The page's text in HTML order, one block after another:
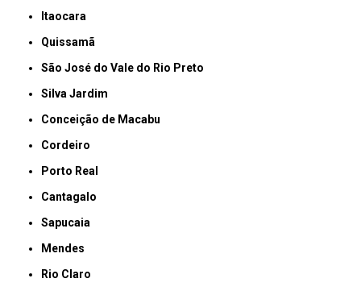
Itaocara
Quissamã
São José do Vale do Rio Preto
Silva Jardim
Conceição de Macabu
Cordeiro
Porto Real
Cantagalo
Sapucaia
Mendes
Rio Claro